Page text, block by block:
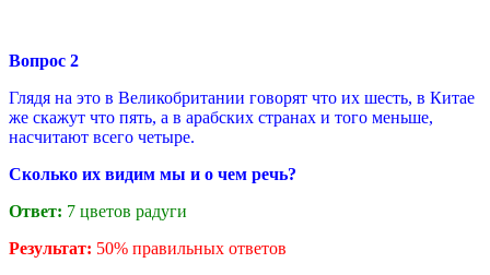
Вопрос 2
Глядя на это в Великобритании говорят что их шесть, в Китае
же скажут что пять, а в арабских странах и того меньше,
насчитают всего четыре.
Сколько их видим мы и о чем речь?
Ответ: 7 цветов радуги
Результат: 50% правильных ответов